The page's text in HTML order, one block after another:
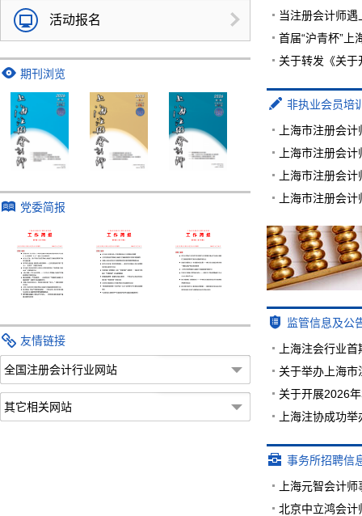
活动报名
期刊浏览
党委简报
友情链接
全国注册会计行业网站
其它相关网站
当注册会计师
首届“沪青杯”上
关于转发《关
非执业会员培
监管信息及公
上海注会行业
关于举办上海
关于开展2026
上海注协成功
事务所招聘信
上海元智会计
北京中立鸿会计